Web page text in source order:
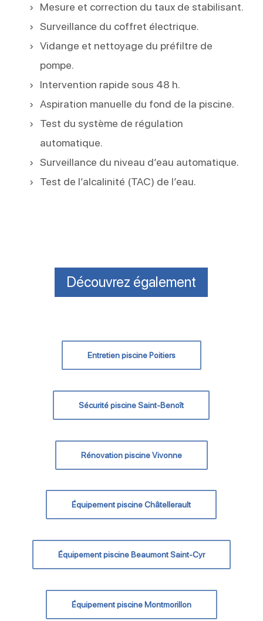
Mesure et correction du taux de stabilisant.
Surveillance du coffret électrique.
Vidange et nettoyage du préfiltre de
pompe.
Intervention rapide sous 48 h.
Aspiration manuelle du fond de la piscine.
Test du système de régulation
automatique.
Surveillance du niveau d’eau automatique.
Test de l’alcalinité (TAC) de l’eau.
Découvrez également
Entretien piscine Poitiers
Sécurité piscine Saint-Benoît
Rénovation piscine Vivonne
Équipement piscine Châtellerault
Équipement piscine Beaumont Saint-Cyr
Équipement piscine Montmorillon